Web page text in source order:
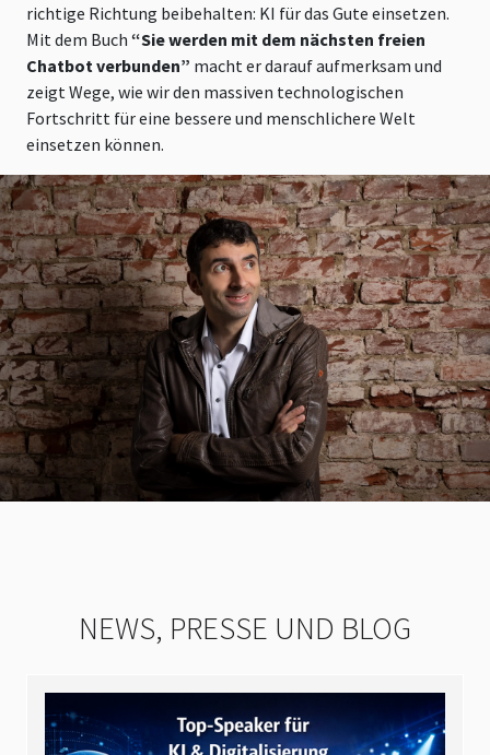
richtige Richtung beibehalten: KI für das Gute einsetzen.
Mit dem Buch “Sie werden mit dem nächsten freien
Chatbot verbunden” macht er darauf aufmerksam und
zeigt Wege, wie wir den massiven technologischen
Fortschritt für eine bessere und menschlichere Welt
einsetzen können.
NEWS, PRESSE UND BLOG